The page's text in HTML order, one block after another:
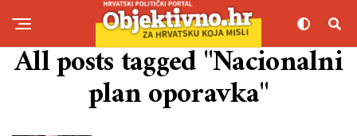
All posts tagged "Nacionalni
plan oporavka"